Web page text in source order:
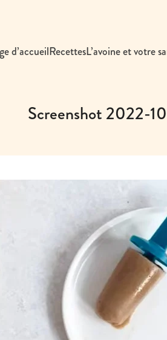
d’accueilRecettesL’avoine et votre
Screenshot 2022-